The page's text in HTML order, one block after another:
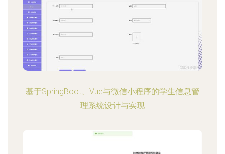
基于SpringBoot、Vue与微信小程序的学生信息管
理系统设计与实现